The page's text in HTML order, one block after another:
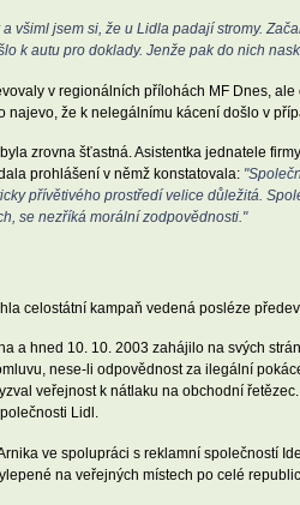
všiml jsem si, že u Lidla padají stromy.
k autu pro doklady. Jenže pak do nich
v regionálních přílohách MF Dnes,
najevo, že k nelegálnímu kácení došlo v
zrovna šťastná. Asistentka jednatele
prohlášení v němž konstatovala:
přívětivého prostředí velice důležitá.
se nezříká morální zodpovědnosti."
celostátní kampaň vedená posléze
a hned 10. 10. 2003 zahájilo na svých
nese-li odpovědnost za ilegální
veřejnost k nátlaku na obchodní
Lidl.
ve spolupráci s reklamní společností
na veřejných místech po celé